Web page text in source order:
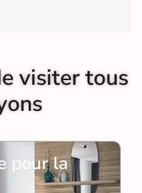
visiter tous
pour la